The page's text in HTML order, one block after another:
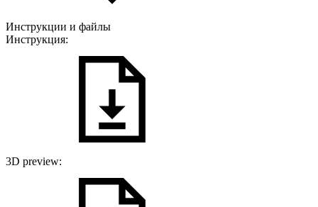
Инструкции и файлы
Инструкция:
3D preview: